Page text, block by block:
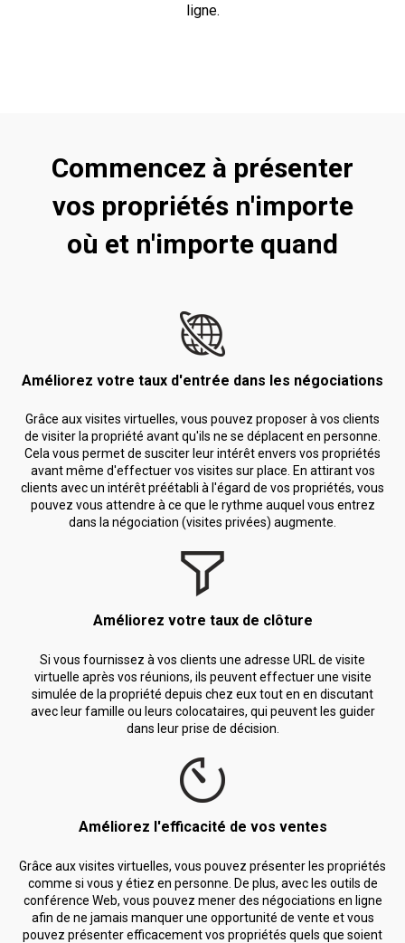
ligne.
Commencez à présenter
vos propriétés n'importe
où et n'importe quand
Améliorez votre taux d'entrée dans les négociations
Grâce aux visites virtuelles, vous pouvez proposer à vos clients
de visiter la propriété avant qu'ils ne se déplacent en personne.
Cela vous permet de susciter leur intérêt envers vos propriétés
avant même d'effectuer vos visites sur place. En attirant vos
clients avec un intérêt préétabli à l'égard de vos propriétés, vous
pouvez vous attendre à ce que le rythme auquel vous entrez
dans la négociation (visites privées) augmente.
Améliorez votre taux de clôture
Si vous fournissez à vos clients une adresse URL de visite
virtuelle après vos réunions, ils peuvent effectuer une visite
simulée de la propriété depuis chez eux tout en en discutant
avec leur famille ou leurs colocataires, qui peuvent les guider
dans leur prise de décision.
Améliorez l'efficacité de vos ventes
Grâce aux visites virtuelles, vous pouvez présenter les propriétés
comme si vous y étiez en personne. De plus, avec les outils de
conférence Web, vous pouvez mener des négociations en ligne
afin de ne jamais manquer une opportunité de vente et vous
pouvez présenter efficacement vos propriétés quels que soient